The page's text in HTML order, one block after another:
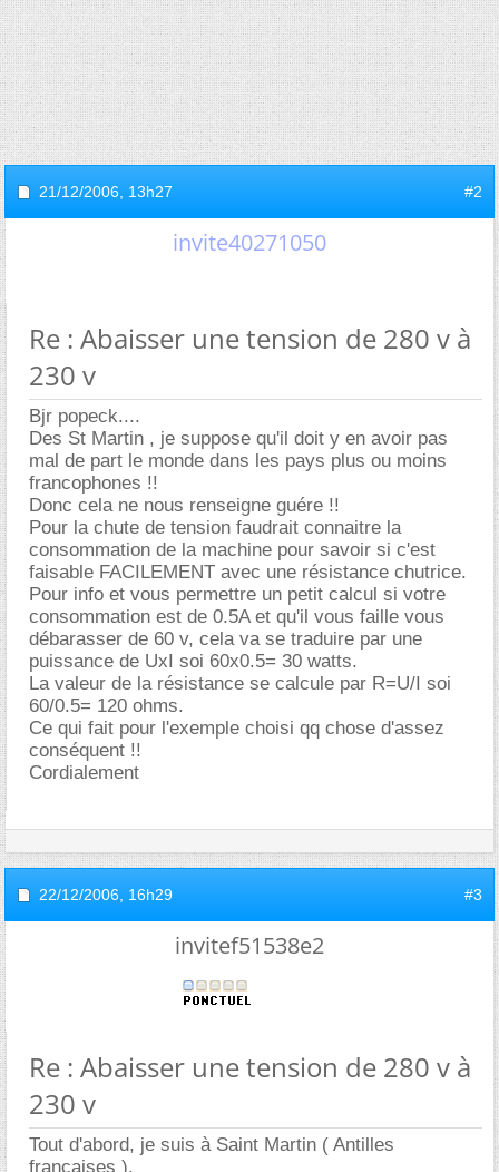
21/12/2006, 13h27 #2
invite40271050
Re : Abaisser une tension de 280 v à
230 v
Bjr popeck....
Des St Martin , je suppose qu'il doit y en avoir pas
mal de part le monde dans les pays plus ou moins
francophones !!
Donc cela ne nous renseigne guére !!
Pour la chute de tension faudrait connaitre la
consommation de la machine pour savoir si c'est
faisable FACILEMENT avec une résistance chutrice.
Pour info et vous permettre un petit calcul si votre
consommation est de 0.5A et qu'il vous faille vous
débarasser de 60 v, cela va se traduire par une
puissance de UxI soi 60x0.5= 30 watts.
La valeur de la résistance se calcule par R=U/I soi
60/0.5= 120 ohms.
Ce qui fait pour l'exemple choisi qq chose d'assez
conséquent !!
Cordialement
22/12/2006, 16h29 #3
invitef51538e2
Re : Abaisser une tension de 280 v à
230 v
Tout d'abord, je suis à Saint Martin ( Antilles
françaises ).